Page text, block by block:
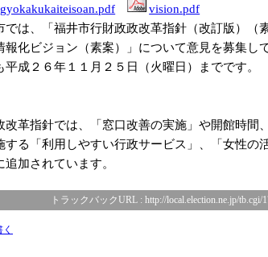
gyokakukaiteisoan.pdf
vision.pdf
は、「福井市行財政政改革指針（改訂版）（
報化ビジョン（素案）」について意見を募集し
平成２６年１１月２５日（火曜日）までです。
革指針では、「窓口改善の実施」や開館時間
する「利用しやすい行政サービス」、「女性の
追加されています。
トラックバックURL : http://local.election.ne.jp/tb.cgi/